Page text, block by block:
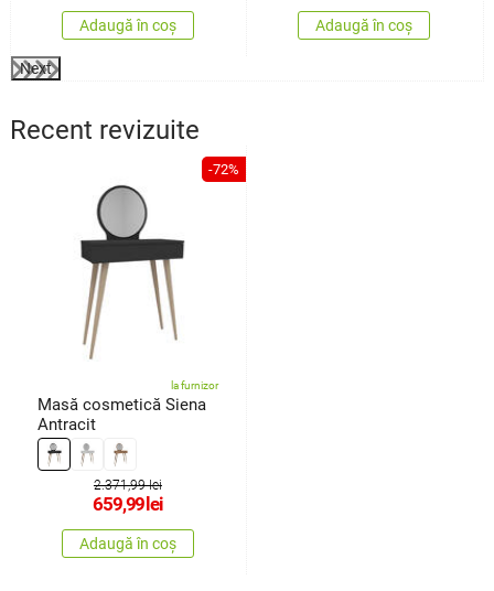
Adaugă în coș Adaugă în coș
Next
Recent revizuite
-72%
la furnizor
Masă cosmetică Siena
Antracit
2.371,99 lei
659,99lei
Adaugă în coș